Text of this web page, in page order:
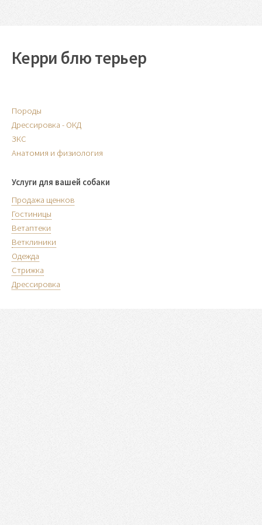
Породы
Дрессировка - ОКД
ЗКС
Анатомия и физиология
Услуги для вашей собаки
Продажа щенков
Гостиницы
Ветаптеки
Ветклиники
Одежда
Стрижка
Дрессировка
Керри блю терьер